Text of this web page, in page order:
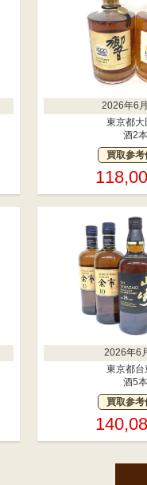
2026年6
東京都大
酒2本
買取参考
2026年6
東京都台
酒5本
買取参考